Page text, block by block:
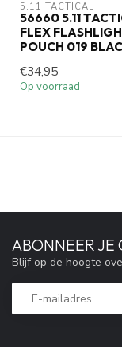
5.11 TACTICAL
56660 5.11
FLEX
POUCH 019
€34,95
Op voorraad
ABONNEER JE
Blijf op de hoogte